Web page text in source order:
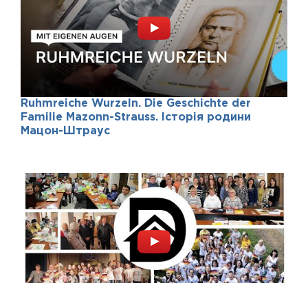
Ruhmreiche Wurzeln. Die Geschichte der
Familie Mazonn-Strauss. Історія родини
Мацон-Штраус